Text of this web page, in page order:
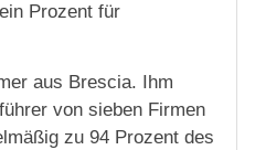
Prozent für
aus Brescia. Ihm
von sieben Firmen
zu 94 Prozent des